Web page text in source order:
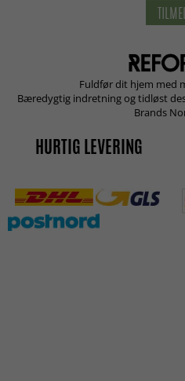
Fuldfør dit hjem med
Bæredygtig indretning og tidløst
Brands
HURTIG LEVERING